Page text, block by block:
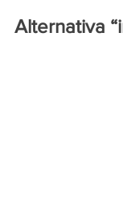
Alternativa